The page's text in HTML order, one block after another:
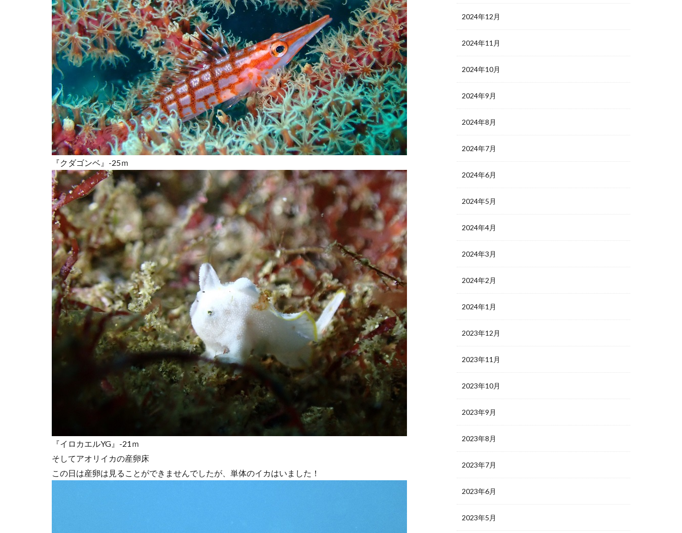
『クダゴンベ』-25ｍ
『イロカエルYG』-21ｍ
そしてアオリイカの産卵床
この日は産卵は見ることができませんでしたが、単体のイカはいました！
2024年12月
2024年11月
2024年10月
2024年9月
2024年8月
2024年7月
2024年6月
2024年5月
2024年4月
2024年3月
2024年2月
2024年1月
2023年12月
2023年11月
2023年10月
2023年9月
2023年8月
2023年7月
2023年6月
2023年5月